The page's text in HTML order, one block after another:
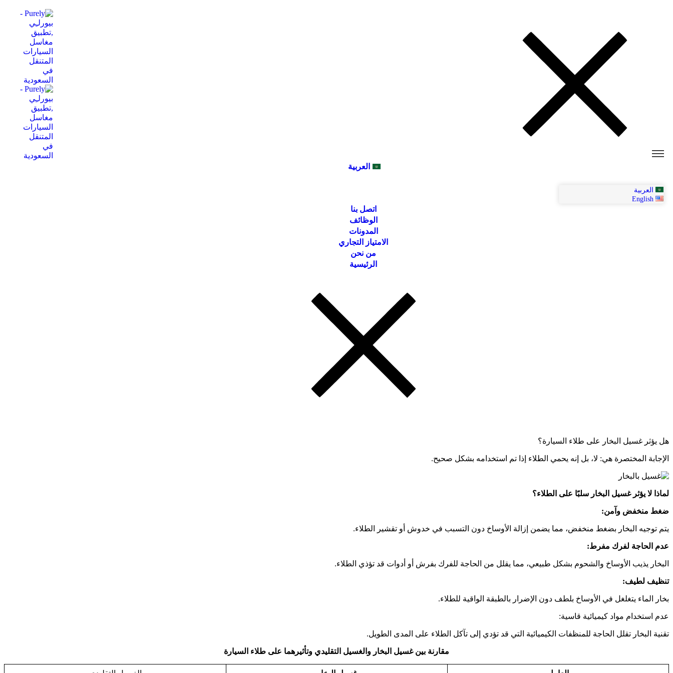
العربية
العربية
English
اتصل بنا‎
الوظائف
المدونات
الامتياز التجاري
من نحن
الرئيسية
هل يؤثر غسيل البخار على طلاء السيارة؟
الإجابة المختصرة هي: لا، بل إنه يحمي الطلاء إذا تم استخدامه بشكل صحيح.
لماذا لا يؤثر غسيل البخار سلبًا على الطلاء؟
ضغط منخفض وآمن:
يتم توجيه البخار بضغط منخفض، مما يضمن إزالة الأوساخ دون التسبب في خدوش أو تقشير الطلاء.
عدم الحاجة لفرك مفرط:
البخار يذيب الأوساخ والشحوم بشكل طبيعي، مما يقلل من الحاجة للفرك بفرش أو أدوات قد تؤذي الطلاء.
تنظيف لطيف:
بخار الماء يتغلغل في الأوساخ بلطف دون الإضرار بالطبقة الواقية للطلاء.
عدم استخدام مواد كيميائية قاسية:
تقنية البخار تقلل الحاجة للمنظفات الكيميائية التي قد تؤدي إلى تآكل الطلاء على المدى الطويل.
مقارنة بين غسيل البخار والغسيل التقليدي وتأثيرهما على طلاء السيارة